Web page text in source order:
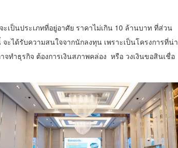
เป็นประเภทที่อยู่อาศัย ราคาไม่เกิน 10 ล้านบาท ที่ส่วน
ได้รับความสนใจจากนักลงทุน เพราะเป็นโครงการที่น่า
ทำธุรกิจ ต้องการเงินสภาพคล่อง หรือ วงเงินขอสินเชื่อ